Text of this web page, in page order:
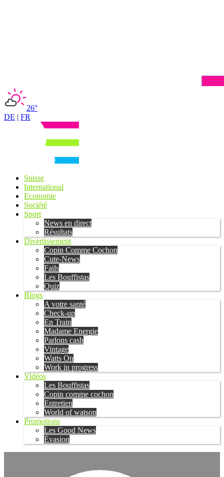
26°
DE | FR
Suisse
International
Economie
Société
Sport
News en direct
Résultats
Divertissement
Copin Comme Cochon
Cute-News
Fails
Les Bouffistas
Quiz
Blogs
A votre santé
Check-up
En Train
Madame Energie
Parlons cash
Vintage
Watts On
Work in progress
Vidéos
Les Bouffistas
Copin comme cochon
Entretien
World of watson
Promotions
Les Good News
Évasion